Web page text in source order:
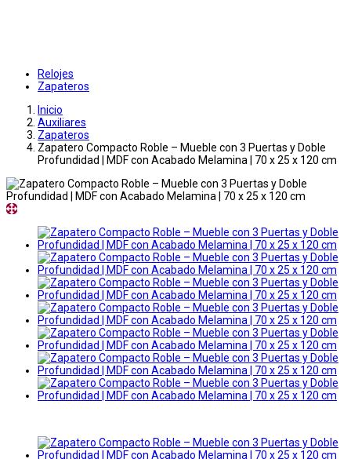
Relojes
Zapateros
Inicio
Auxiliares
Zapateros
Zapatero Compacto Roble – Mueble con 3 Puertas y Doble
Profundidad | MDF con Acabado Melamina | 70 x 25 x 120 cm